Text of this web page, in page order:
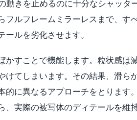
動きを止めるのに十分なシャッタ
フルフレームミラーレスまで、す
ルを劣化させます。
すことで機能します。粒状感は
けてしまいます。その結果、滑ら
に異なるアプローチをとります
、実際の被写体のディテールを維